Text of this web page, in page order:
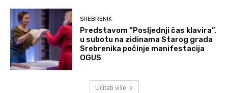
SREBRENIK
Predstavom “Posljednji čas klavira”,
u subotu na zidinama Starog grada
Srebrenika počinje manifestacija
OGUS
Učitati više